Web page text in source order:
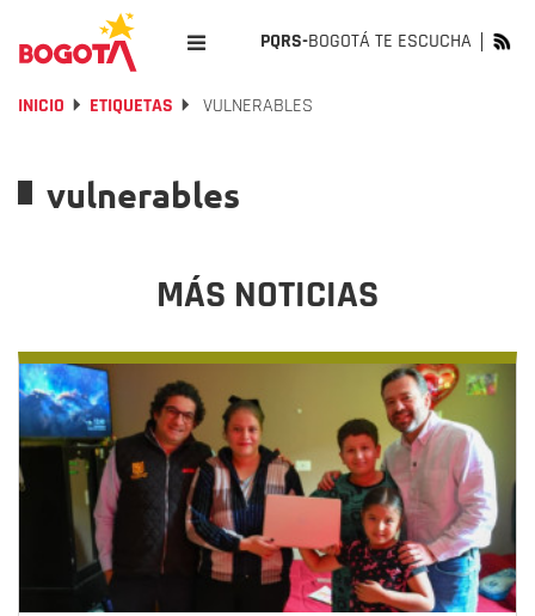
PQRS-BOGOTÁ TE ESCUCHA
INICIO ETIQUETAS VULNERABLES
vulnerables
MÁS NOTICIAS